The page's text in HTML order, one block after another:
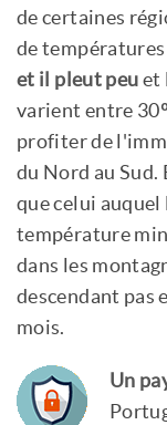
de certaines
de
et il pleut peu et
varient entre
profiter de
du Nord au
que celui
température
dans les
descendant pas
mois.
Un